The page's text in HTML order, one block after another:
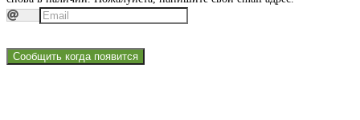
Сообщить когда появится